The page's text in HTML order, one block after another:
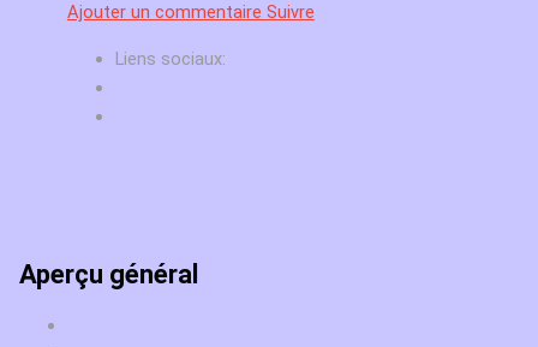
Ajouter un commentaire Suivre
Liens sociaux:
Aperçu général